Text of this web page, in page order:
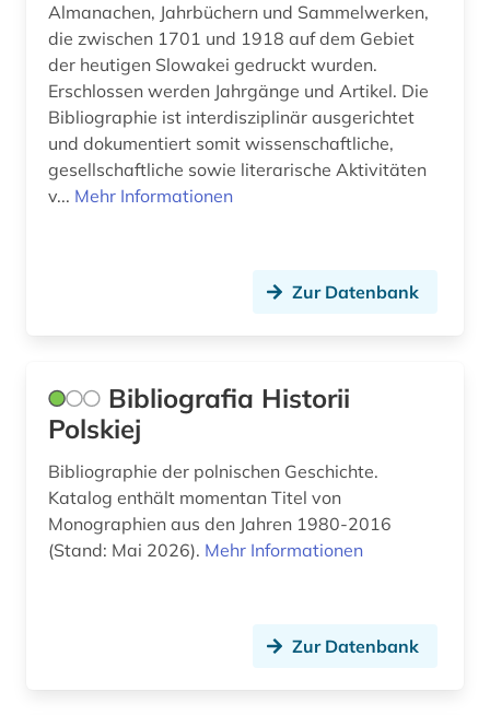
oral history (1)
osmanisches reich (1)
osteuropa (14)
osteuropa-studien (1)
ostmitteleuropa (7)
palästinensisch-aramäisch (1)
personenname (2)
pesemskij (1)
pharmazie (2)
philologie (2)
philosophie (1)
Almanachen, Jahrbüchern und Sammelwerken,
die zwischen 1701 und 1918 auf dem Gebiet
der heutigen Slowakei gedruckt wurden.
Erschlossen werden Jahrgänge und Artikel. Die
Bibliographie ist interdisziplinär ausgerichtet
und dokumentiert somit wissenschaftliche,
gesellschaftliche sowie literarische Aktivitäten
v... Mehr Informationen
Zur Datenbank
Bibliografia Historii
Polskiej
Bibliographie der polnischen Geschichte.
Katalog enthält momentan Titel von
Monographien aus den Jahren 1980-2016
(Stand: Mai 2026). Mehr Informationen
Zur Datenbank